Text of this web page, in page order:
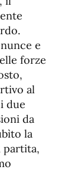
e
forze
al
due
da
la
partita,